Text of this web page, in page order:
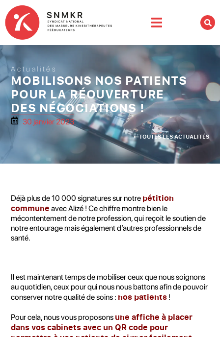
Actualités
MOBILISONS NOS PATIENTS
POUR LA RÉOUVERTURE
DES NÉGOCIATIONS !
30 janvier 2023
TOUTES LES ACTUALITÉS
Déjà plus de 10 000 signatures sur notre pétition
commune avec Alizé ! Ce chiffre montre bien le
mécontentement de notre profession, qui reçoit le soutien de
notre entourage mais également d’autres professionnels de
santé.
Il est maintenant temps de mobiliser ceux que nous soignons
au quotidien, ceux pour qui nous nous battons afin de pouvoir
conserver notre qualité de soins : nos patients !
Pour cela, nous vous proposons une affiche à placer
dans vos cabinets avec un QR code pour